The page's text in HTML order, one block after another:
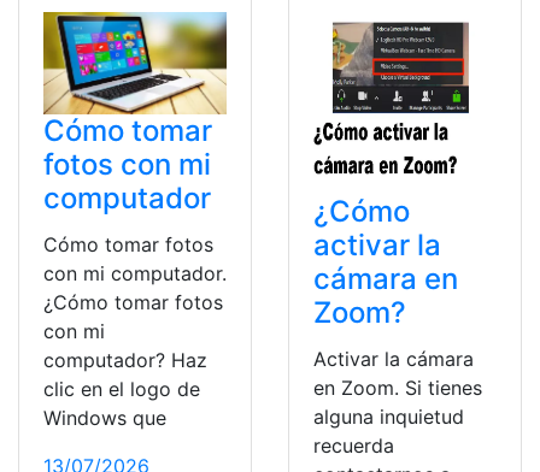
Cómo tomar
fotos con mi
computador
Cómo tomar fotos
con mi computador.
¿Cómo tomar fotos
con mi
computador? Haz
clic en el logo de
Windows que
13/07/2026
¿Cómo
activar la
cámara en
Zoom?
Activar la cámara
en Zoom. Si tienes
alguna inquietud
recuerda